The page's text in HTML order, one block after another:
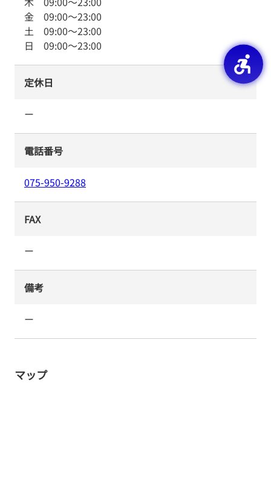
金 09:00～23:00
土 09:00～23:00
日 09:00～23:00
定休日
ー
電話番号
075-950-9288
FAX
ー
備考
ー
マップ